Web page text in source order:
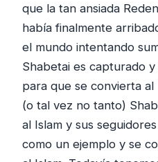
que la tan ansiada
había finalmente
el mundo intentando
Shabetai es capturado
para que se convierta
(o tal vez no tanto)
al Islam y sus
como un ejemplo y se